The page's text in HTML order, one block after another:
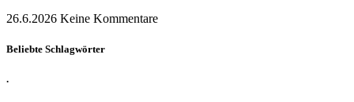
26.6.2026 Keine Kommentare
Beliebte Schlagwörter
.